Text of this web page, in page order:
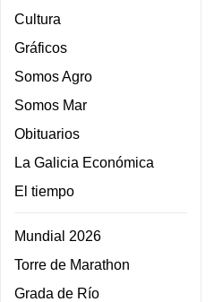
Cultura
Gráficos
Somos Agro
Somos Mar
Obituarios
La Galicia Económica
El tiempo
Mundial 2026
Torre de Marathon
Grada de Río